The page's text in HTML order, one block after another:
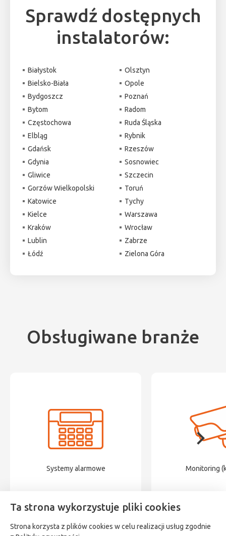
Sprawdź dostępnych
instalatorów:
Białystok
Bielsko-Biała
Bydgoszcz
Bytom
Częstochowa
Elbląg
Gdańsk
Gdynia
Gliwice
Gorzów Wielkopolski
Katowice
Kielce
Kraków
Lublin
Łódź
Olsztyn
Opole
Poznań
Radom
Ruda Śląska
Rybnik
Rzeszów
Sosnowiec
Szczecin
Toruń
Tychy
Warszawa
Wrocław
Zabrze
Zielona Góra
Obsługiwane branże
Systemy alarmowe Monitoring
Ta strona wykorzystuje pliki cookies
Strona korzysta z plików cookies w celu realizacji usług zgodnie